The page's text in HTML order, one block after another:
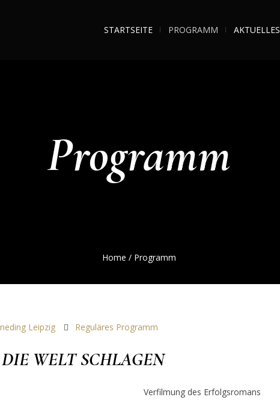
STARTSEITE PROGRAMM AKTUELLES
Programm
Home / Programm
Leipzig Reguläres Programm
WELT SCHLAGEN
Verfilmung des Erfolgsromans